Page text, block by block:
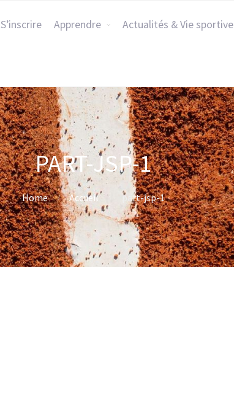
S’inscrire Apprendre Actualités & Vie sportive
PART-JSP-1
Home Accueil part-jsp-1